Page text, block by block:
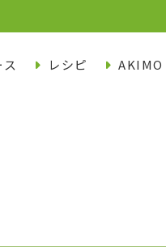
レシピ